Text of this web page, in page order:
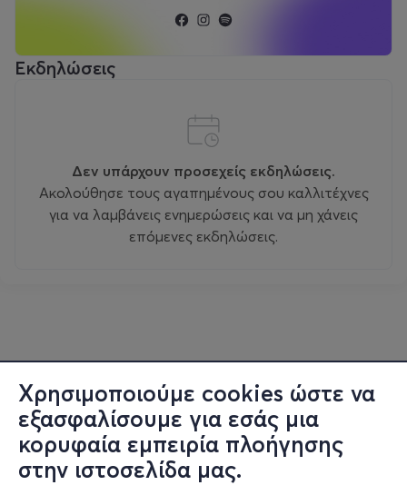
Χρησιμοποιούμε cookies ώστε να
εξασφαλίσουμε για εσάς μια
κορυφαία εμπειρία πλοήγησης
στην ιστοσελίδα μας.
Εκδηλώσεις
Δεν υπάρχουν προσεχείς εκδηλώσεις.
Ακολούθησε τους αγαπημένους σου καλλιτέχνες
για να λαμβάνεις ενημερώσεις και να μη χάνεις
επόμενες εκδηλώσεις.